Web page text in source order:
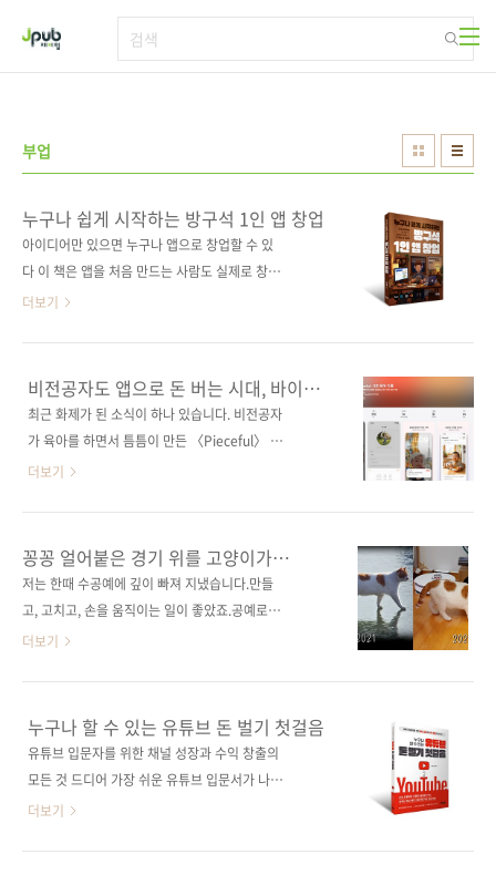
부업
누구나 쉽게 시작하는 방구석 1인 앱 창업
아이디어만 있으면 누구나 앱으로 창업할 수 있
다 이 책은 앱을 처음 만드는 사람도 실제로 창업
까지 도달할 수 있도록 안내하는 실전 가이드다.
현을 넘어 사용자를 모으고, 유지하고, 수익으로
연결하는 방법까지 다룬다. 많은 앱 개발서가 ‘어
떻게 만들 것인가’에서 멈춘다. 하지만 현실에서
어 검증에서 출발해 앱 제작, 출시, 마케팅, 수익
화까지 혼자서도 감당할 수 있는 흐름으로 정리
트를 시도해보고 싶은 사람, ‘앱으로 무언가를 만
들어보고 싶다’라는 생각이 있다면 이 책은 그 출
발선이 되어줄 것이다. 도서 구매 사이트(가나다
순) ..
더보기
비전공자도 앱으로 돈 버는 시대, 바이브
코딩 1인 앱 창업 전략
최근 화제가 된 소식이 하나 있습니다. 비전공자
가 육아를 하면서 틈틈이 만든 〈Pieceful〉 앱
이 앱스토어 1위를 기록했다는 뉴스인데요. 놀라
만들었다는 사실입니다. 이제는 정말 환경이 달
라졌습니다. 성능이 비약적으로 발전한 챗
GPT(ChatGPT), 제미나이(Gemini), 클로드
시대입니다. 과거에는 '비전공자 앱 만들기'라는
말 자체가 어색했지만, 이제는 누구나 아이디어
길이 열렸습니다. 비전공자도 앱을 만들 수 있는
이유아직도 많은 분이 이렇게 망설이곤 합니다.
"코딩의 '코'..
더보기
꽁꽁 얼어붙은 경기 위를 고양이가
걸어갑니다. 엣-!
저는 한때 수공예에 깊이 빠져 지냈습니다.만들
고, 고치고, 손을 움직이는 일이 좋았죠.공예로
다양한 활동을 했지만 제가 체감한 한국은수공
다는 구조를 절감했지요. 그래서 자연스럽게 이
런 의문을 갖게 됐습니다.많은 수공예러들이 조
금 더 큰 시장으로,조금 더 넓은 무대로 나아갈
이 들었던이름이 바로 Etsy였습니다. 수년 전 얼
어붙은 한강 위를, 고양이가 천천히 걸어가는 영
더보기
누구나 할 수 있는 유튜브 돈 벌기 첫걸음
유튜브 입문자를 위한 채널 성장과 수익 창출의
모든 것 드디어 가장 쉬운 유튜브 입문서가 나왔
다. 이 책은 평범한 직장인에서 유튜브 교육 크리
더보기